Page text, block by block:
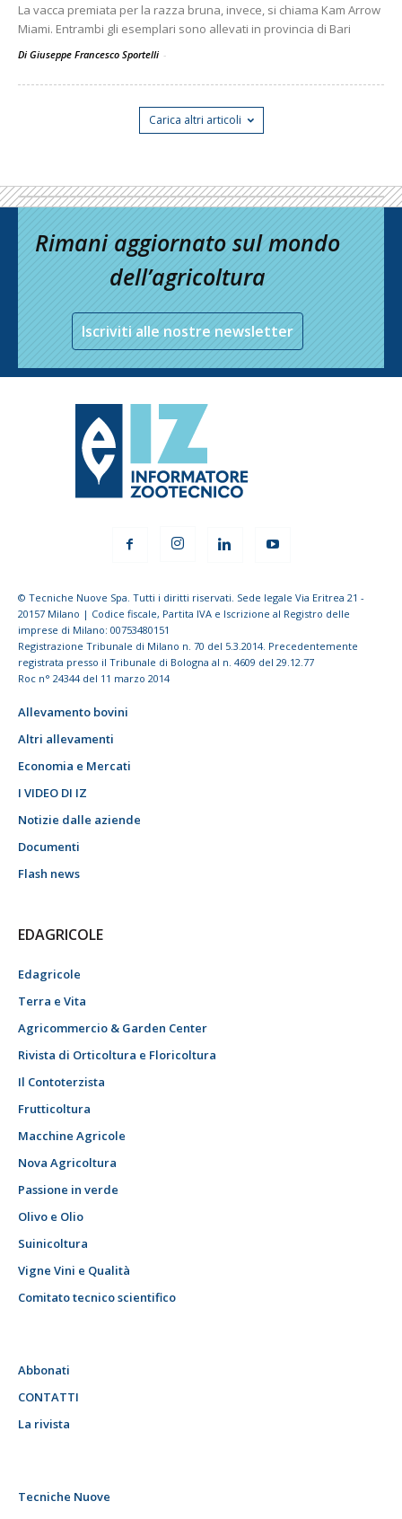
La vacca premiata per la razza bruna, invece, si chiama Kam Arrow
Miami. Entrambi gli esemplari sono allevati in provincia di Bari
Di Giuseppe Francesco Sportelli -
Carica altri articoli
Rimani aggiornato sul mondo
dell’agricoltura
Iscriviti alle nostre newsletter
© Tecniche Nuove Spa. Tutti i diritti riservati. Sede legale Via Eritrea 21 -
20157 Milano | Codice fiscale, Partita IVA e Iscrizione al Registro delle
imprese di Milano: 00753480151
Registrazione Tribunale di Milano n. 70 del 5.3.2014. Precedentemente
registrata presso il Tribunale di Bologna al n. 4609 del 29.12.77
Roc n° 24344 del 11 marzo 2014
Allevamento bovini
Altri allevamenti
Economia e Mercati
I VIDEO DI IZ
Notizie dalle aziende
Documenti
Flash news
EDAGRICOLE
Edagricole
Terra e Vita
Agricommercio & Garden Center
Rivista di Orticoltura e Floricoltura
Il Contoterzista
Frutticoltura
Macchine Agricole
Nova Agricoltura
Passione in verde
Olivo e Olio
Suinicoltura
Vigne Vini e Qualità
Comitato tecnico scientifico
Abbonati
CONTATTI
La rivista
Tecniche Nuove